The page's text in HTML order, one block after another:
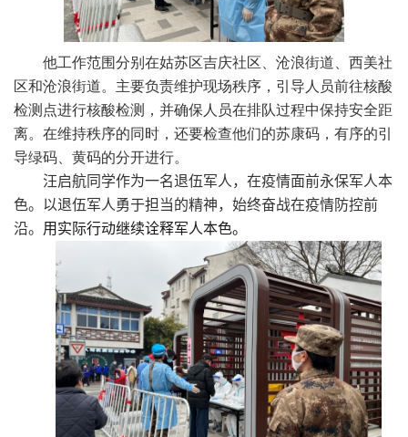
他工作范围分别在姑苏区吉庆社区、沧浪街道、西美社
区和沧浪街道。主要负责维护现场秩序，引导人员前往核酸
检测点进行核酸检测，并确保人员在排队过程中保持安全距
离。在维持秩序的同时，还要检查他们的苏康码，有序的引
导绿码、黄码的分开进行。
汪启航同学作为一名退伍军人，在疫情面前永保军人本
色。以退伍军人勇于担当的精神，始终奋战在疫情防控前
沿。 用实际行动继续诠释军人本色。